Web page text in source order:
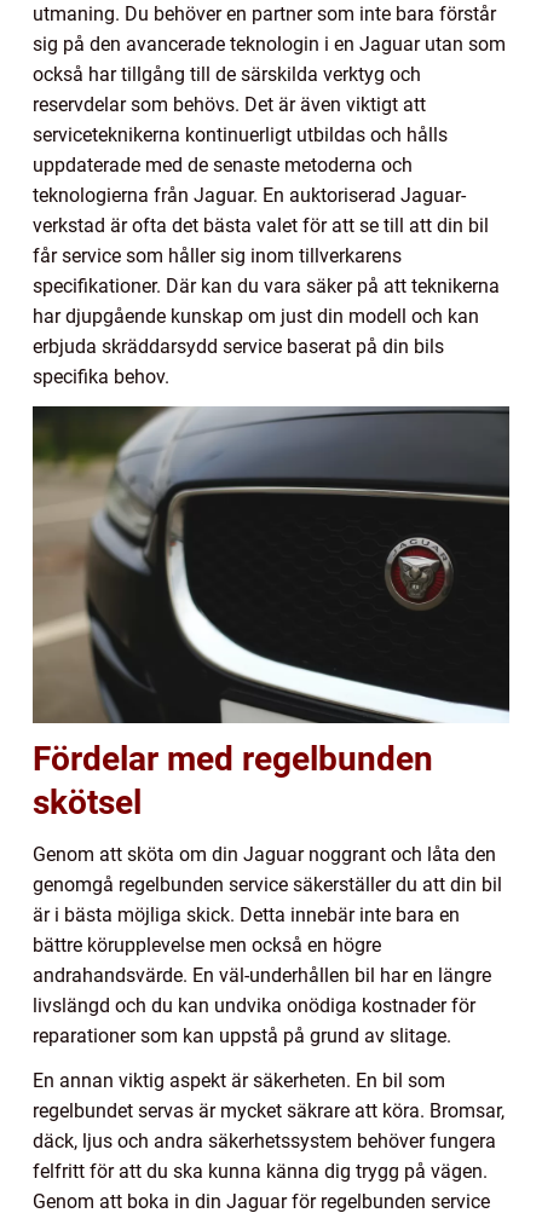
utmaning. Du behöver en partner som inte bara förstår
sig på den avancerade teknologin i en Jaguar utan som
också har tillgång till de särskilda verktyg och
reservdelar som behövs. Det är även viktigt att
serviceteknikerna kontinuerligt utbildas och hålls
uppdaterade med de senaste metoderna och
teknologierna från Jaguar. En auktoriserad Jaguar-
verkstad är ofta det bästa valet för att se till att din bil
får service som håller sig inom tillverkarens
specifikationer. Där kan du vara säker på att teknikerna
har djupgående kunskap om just din modell och kan
erbjuda skräddarsydd service baserat på din bils
specifika behov.
Fördelar med regelbunden
skötsel
Genom att sköta om din Jaguar noggrant och låta den
genomgå regelbunden service säkerställer du att din bil
är i bästa möjliga skick. Detta innebär inte bara en
bättre körupplevelse men också en högre
andrahandsvärde. En väl-underhållen bil har en längre
livslängd och du kan undvika onödiga kostnader för
reparationer som kan uppstå på grund av slitage.
En annan viktig aspekt är säkerheten. En bil som
regelbundet servas är mycket säkrare att köra. Bromsar,
däck, ljus och andra säkerhetssystem behöver fungera
felfritt för att du ska kunna känna dig trygg på vägen.
Genom att boka in din Jaguar för regelbunden service